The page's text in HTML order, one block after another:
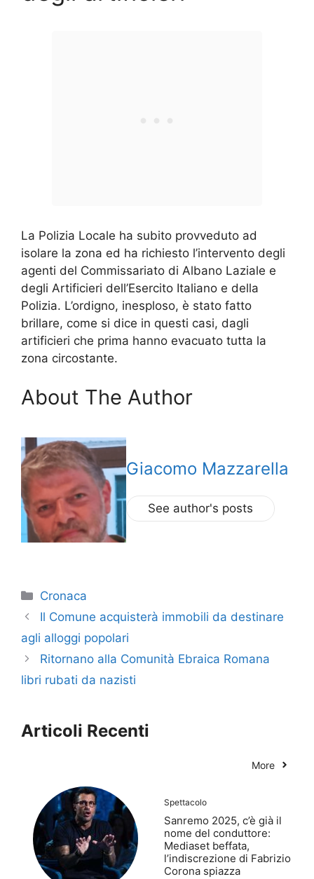
La Polizia Locale ha subito provveduto ad
isolare la zona ed ha richiesto l’intervento degli
agenti del Commissariato di Albano Laziale e
degli Artificieri dell’Esercito Italiano e della
Polizia. L’ordigno, inesploso, è stato fatto
brillare, come si dice in questi casi, dagli
artificieri che prima hanno evacuato tutta la
zona circostante.
About The Author
Giacomo Mazzarella
See author's posts
Categorie
Cronaca
Il Comune acquisterà immobili da destinare
agli alloggi popolari
Ritornano alla Comunità Ebraica Romana
libri rubati da nazisti
Articoli Recenti
More
Spettacolo
Sanremo 2025, c’è già il
nome del conduttore:
Mediaset beffata,
l’indiscrezione di Fabrizio
Corona spiazza